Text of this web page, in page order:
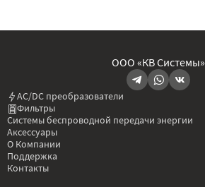
ООО «КВ Системы»
AC/DC преобразователи
Фильтры
Системы беспроводной передачи энергии
Аксессуары
О Компании
Поддержка
Контакты